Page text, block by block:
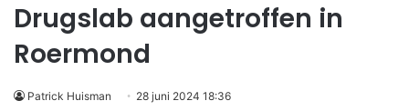
Drugslab aangetroffen in
Roermond
Patrick Huisman 28 juni 2024 18:36